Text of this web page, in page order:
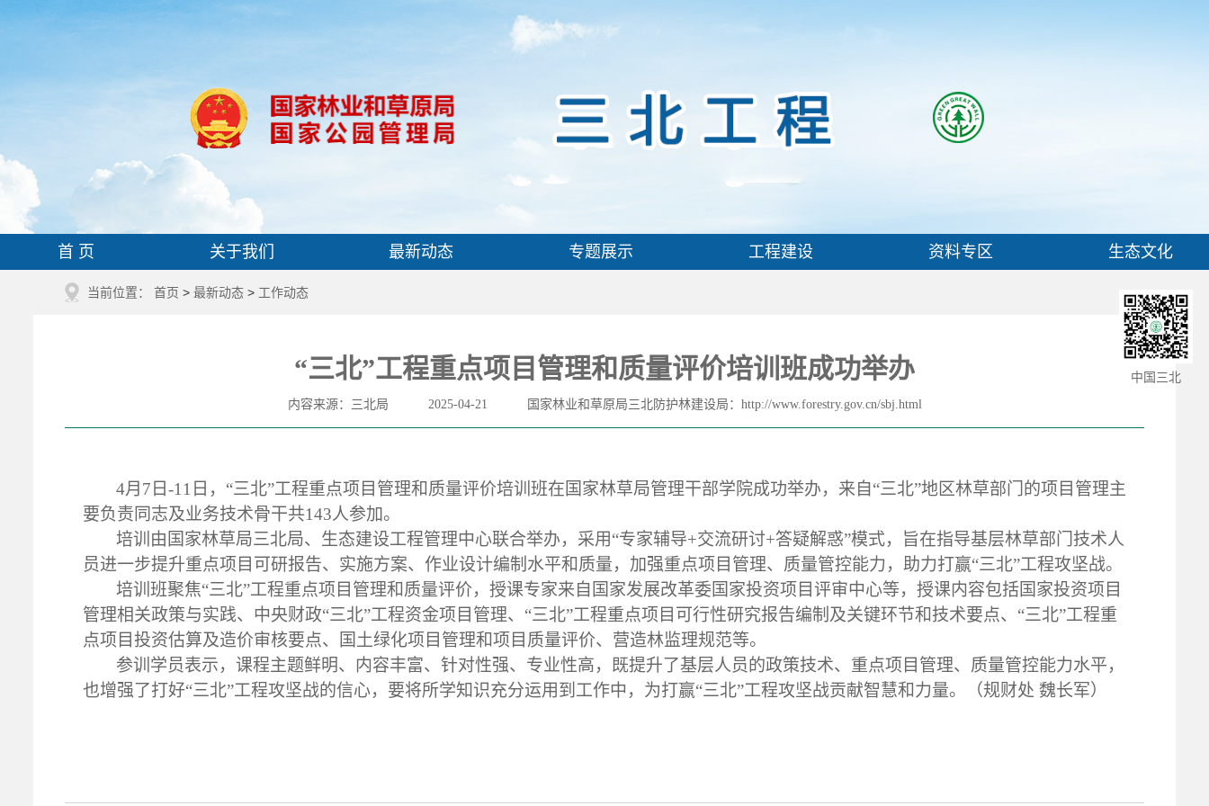
首 页 关于我们 最新动态 专题展示 工程建设 资料专区 生态文化
中国三北
当前位置： 首页 > 最新动态 > 工作动态
“三北”工程重点项目管理和质量评价培训班成功举办
内容来源：三北局 2025-04-21 国家林业和草原局三北防护林建设局：http://www.forestry.gov.cn/sbj.html
4月7日-11日，“三北”工程重点项目管理和质量评价培训班在国家林草局管理干部学院成功举办，来自“三北”地区林草部门的项目管理主
要负责同志及业务技术骨干共143人参加。
培训由国家林草局三北局、生态建设工程管理中心联合举办，采用“专家辅导+交流研讨+答疑解惑”模式，旨在指导基层林草部门技术人
员进一步提升重点项目可研报告、实施方案、作业设计编制水平和质量，加强重点项目管理、质量管控能力，助力打赢“三北”工程攻坚战。
培训班聚焦“三北”工程重点项目管理和质量评价，授课专家来自国家发展改革委国家投资项目评审中心等，授课内容包括国家投资项目
管理相关政策与实践、中央财政“三北”工程资金项目管理、“三北”工程重点项目可行性研究报告编制及关键环节和技术要点、“三北”工程重
点项目投资估算及造价审核要点、国土绿化项目管理和项目质量评价、营造林监理规范等。
参训学员表示，课程主题鲜明、内容丰富、针对性强、专业性高，既提升了基层人员的政策技术、重点项目管理、质量管控能力水平，
也增强了打好“三北”工程攻坚战的信心，要将所学知识充分运用到工作中，为打赢“三北”工程攻坚战贡献智慧和力量。 （规财处 魏长军）